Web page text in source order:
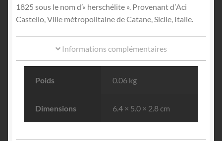
1825 sous le nom d’« herschélite ». Provenant d’Aci
Castello, Ville métropolitaine de Catane, Sicile, Italie.
Informations complémentaires
Poids 0.06 kg
Dimensions 6.4 × 5.0 × 2.8 cm